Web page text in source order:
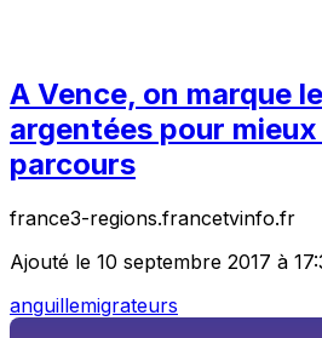
A Vence, on marque
argentées pour
parcours
france3-regions.francetvinfo.fr
Ajouté le 10 septembre 2017 à
anguillemigrateurs